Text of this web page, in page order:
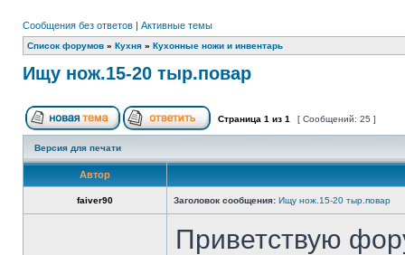
Сообщения без ответов | Активные темы
Список форумов » Кухня » Кухонные ножи и инвентарь
Ищу нож.15-20 тыр.повар
Страница 1 из 1 [ Сообщений: 25 ]
Версия для печати
Автор
faiver90 Заголовок сообщения: Ищу нож.15-20 тыр.повар
Приветствую